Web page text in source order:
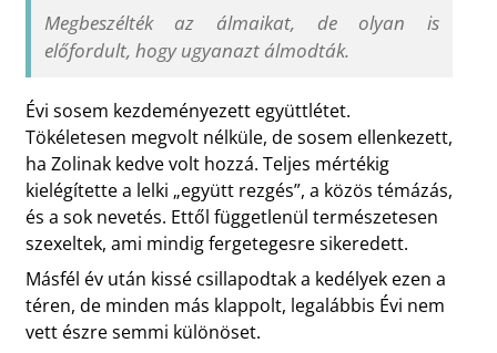
Megbeszélték az álmaikat, de olyan is
előfordult, hogy ugyanazt álmodták.
Évi sosem kezdeményezett együttlétet.
Tökéletesen megvolt nélküle, de sosem ellenkezett,
ha Zolinak kedve volt hozzá. Teljes mértékig
kielégítette a lelki „együtt rezgés”, a közös témázás,
és a sok nevetés. Ettől függetlenül természetesen
szexeltek, ami mindig fergetegesre sikeredett.
Másfél év után kissé csillapodtak a kedélyek ezen a
téren, de minden más klappolt, legalábbis Évi nem
vett észre semmi különöset.